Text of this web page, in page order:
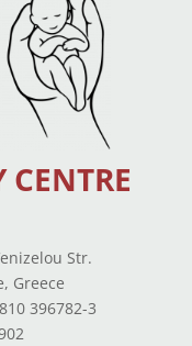
CENTRE
Str.
Greece
396782-3